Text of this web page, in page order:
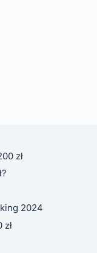
zł
2024
zł